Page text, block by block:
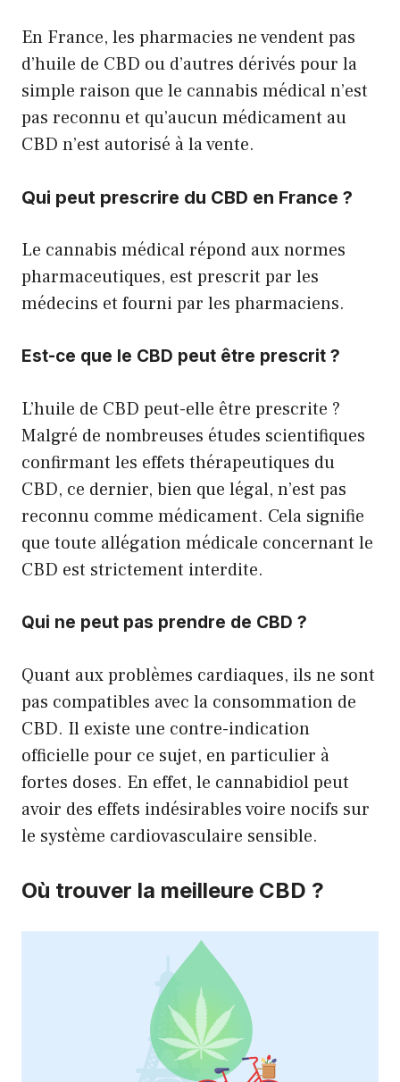
En France, les pharmacies ne vendent pas
d’huile de CBD ou d’autres dérivés pour la
simple raison que le cannabis médical n’est
pas reconnu et qu’aucun médicament au
CBD n’est autorisé à la vente.
Qui peut prescrire du CBD en France ?
Le cannabis médical répond aux normes
pharmaceutiques, est prescrit par les
médecins et fourni par les pharmaciens.
Est-ce que le CBD peut être prescrit ?
L’huile de CBD peut-elle être prescrite ?
Malgré de nombreuses études scientifiques
confirmant les effets thérapeutiques du
CBD, ce dernier, bien que légal, n’est pas
reconnu comme médicament. Cela signifie
que toute allégation médicale concernant le
CBD est strictement interdite.
Qui ne peut pas prendre de CBD ?
Quant aux problèmes cardiaques, ils ne sont
pas compatibles avec la consommation de
CBD. Il existe une contre-indication
officielle pour ce sujet, en particulier à
fortes doses. En effet, le cannabidiol peut
avoir des effets indésirables voire nocifs sur
le système cardiovasculaire sensible.
Où trouver la meilleure CBD ?